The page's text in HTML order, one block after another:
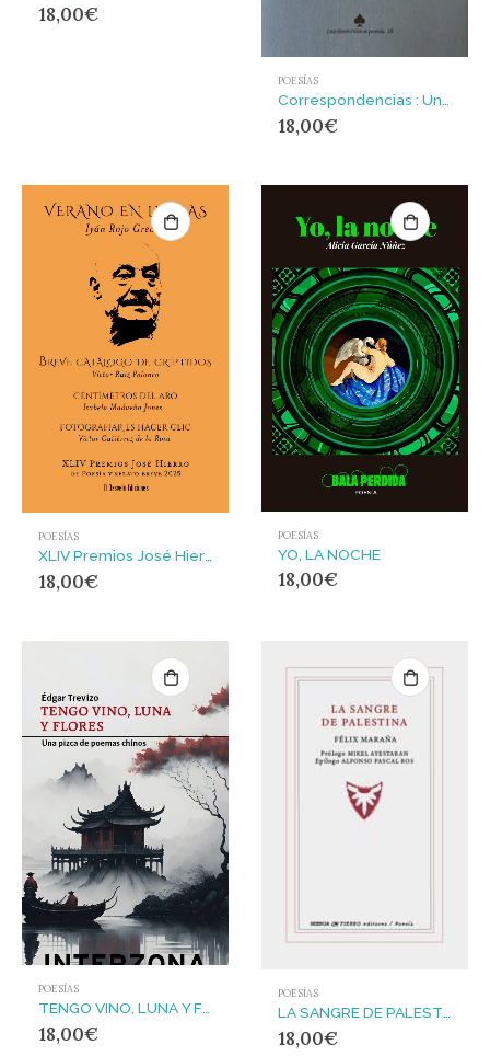
18,00€
POESÍAS
18,00€
POESÍAS
XLIV Premios José Hierro de Poesía y Relato Breve 2025 : Verano en llamas, Breve catálogo de críptidos, Centímetros del aro y Fotografía es hacer clic
18,00€
POESÍAS
YO, LA NOCHE
18,00€
POESÍAS
TENGO VINO, LUNA Y FLORES : UNA PIZCA DE POEMAS CHINOS
18,00€
POESÍAS
18,00€